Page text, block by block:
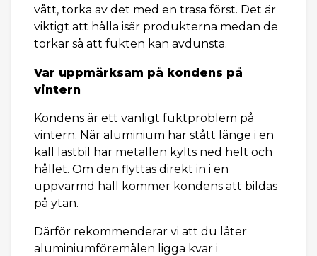
vått, torka av det med en trasa först. Det är
viktigt att hålla isär produkterna medan de
torkar så att fukten kan avdunsta.
Var uppmärksam på kondens på
vintern
Kondens är ett vanligt fuktproblem på
vintern. När aluminium har stått länge i en
kall lastbil har metallen kylts ned helt och
hållet. Om den flyttas direkt in i en
uppvärmd hall kommer kondens att bildas
på ytan.
Därför rekommenderar vi att du låter
aluminiumföremålen ligga kvar i